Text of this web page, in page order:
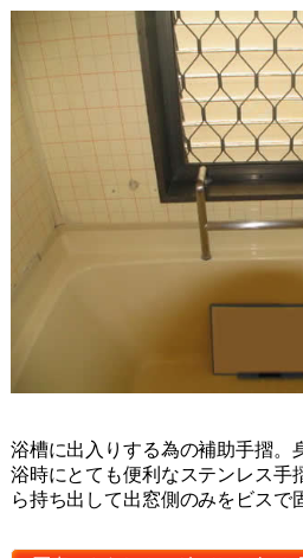
浴槽に出入りする為の補助手摺。
浴時にとても便利なステンレス
ら持ち出して出窓側のみをビスで